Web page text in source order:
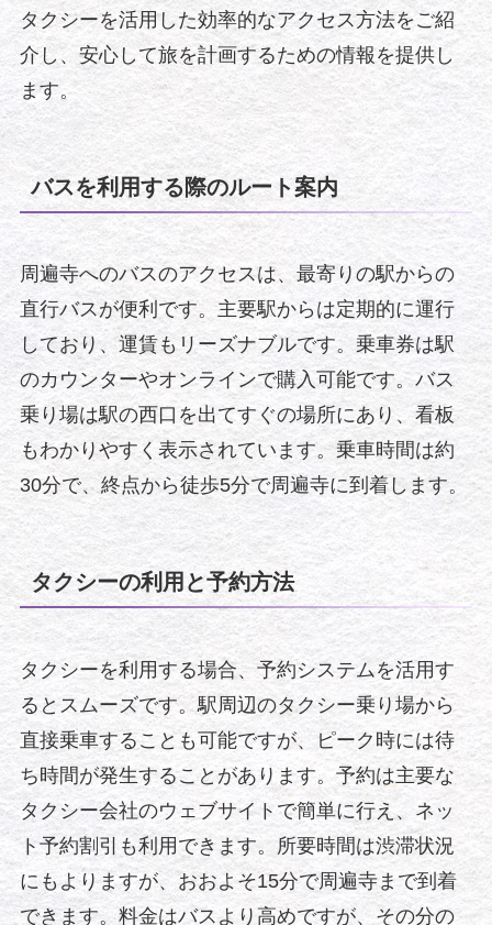
タクシーを活用した効率的なアクセス方法をご紹
介し、安心して旅を計画するための情報を提供し
ます。
バスを利用する際のルート案内
周遍寺へのバスのアクセスは、最寄りの駅からの
直行バスが便利です。主要駅からは定期的に運行
しており、運賃もリーズナブルです。乗車券は駅
のカウンターやオンラインで購入可能です。バス
乗り場は駅の西口を出てすぐの場所にあり、看板
もわかりやすく表示されています。乗車時間は約
30分で、終点から徒歩5分で周遍寺に到着します。
タクシーの利用と予約方法
タクシーを利用する場合、予約システムを活用す
るとスムーズです。駅周辺のタクシー乗り場から
直接乗車することも可能ですが、ピーク時には待
ち時間が発生することがあります。予約は主要な
タクシー会社のウェブサイトで簡単に行え、ネッ
ト予約割引も利用できます。所要時間は渋滞状況
にもよりますが、おおよそ15分で周遍寺まで到着
できます。料金はバスより高めですが、その分の